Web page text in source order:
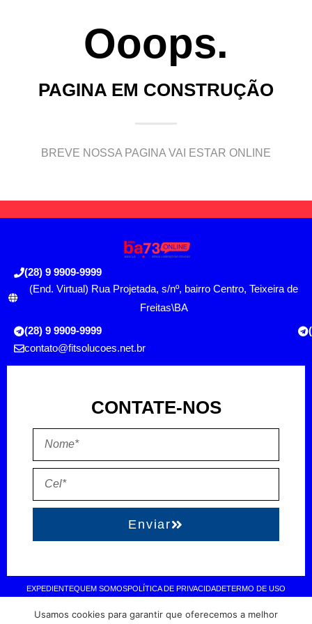
Ooops.
PAGINA EM CONSTRUÇÃO
BREVE NOSSA PAGINA VAI ESTAR ONLINE
(28) 9 9909-9999
(End. Virtual) Rua Projetada, s/nº, bairro Centro, Teixeira de
Freitas\BA
(28) 9 9909-9999
contato@fitsolucoes.net.br
CONTATE-NOS
Enviar
EXPEDIENTEQUEM SOMOSPOLÍTICA DE PRIVACIDADETERMO DE USO
Usamos cookies para garantir que oferecemos a melhor